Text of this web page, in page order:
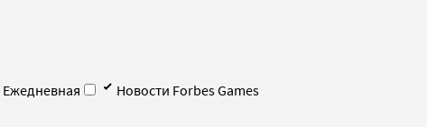
Ежедневная
Новости Forbes Games